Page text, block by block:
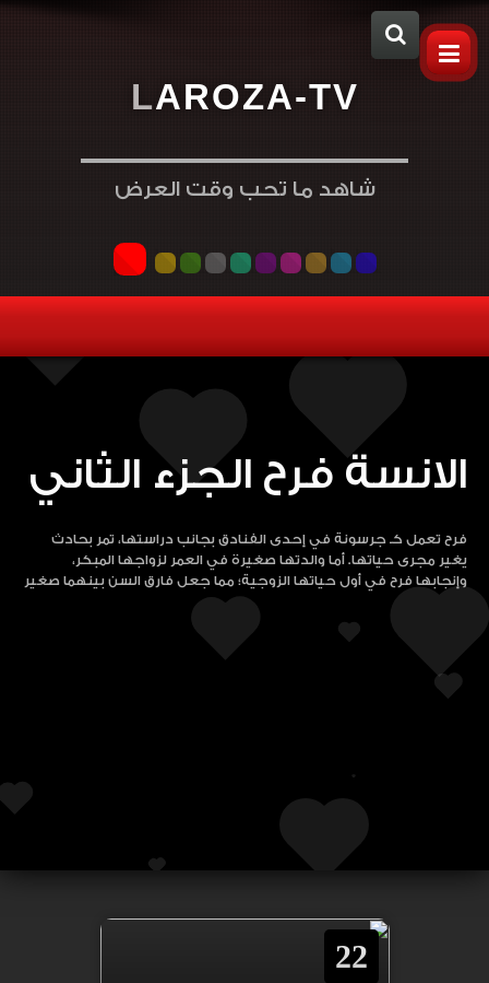
LAROZA-TV
شاهد ما تحب وقت العرض
الانسة فرح الجزء الثاني
فرح تعمل كـ جرسونة في إحدى الفنادق بجانب دراستها، تمر بحادث
يغير مجرى حياتها. أما والدتها صغيرة في العمر لزواجها المبكر،
وإنجابها فرح في أول حياتها الزوجية؛ مما جعل فارق السن بينهما صغير
22